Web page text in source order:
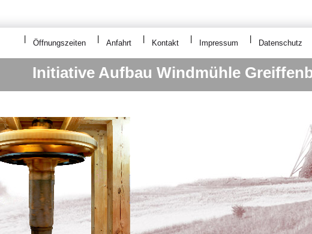
Datenschutz
Impressum
Kontakt
Anfahrt
Öffnungszeiten
Initiative Aufbau Windmühle